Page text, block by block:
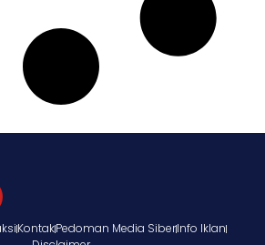
KontakPedoman Media SiberInfo Iklan